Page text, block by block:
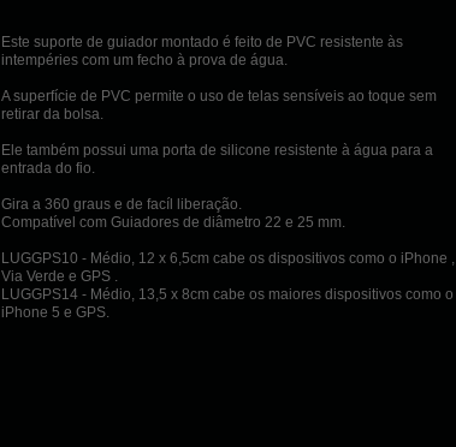
Este suporte de guiador montado é feito de PVC resistente às
intempéries com um fecho à prova de água.
A superfície de PVC permite o uso de telas sensíveis ao toque sem
retirar da bolsa.
Ele também possui uma porta de silicone resistente à água para a
entrada do fio.
Gira a 360 graus e de facíl liberação.
Compatível com Guiadores de diâmetro 22 e 25 mm.
LUGGPS10 - Médio, 12 x 6,5cm cabe os dispositivos como o iPhone ,
Via Verde e GPS .
LUGGPS14 - Médio, 13,5 x 8cm cabe os maiores dispositivos como o
iPhone 5 e GPS.